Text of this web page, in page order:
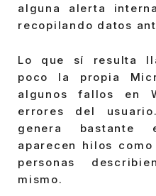
alguna alerta
recopilando datos
Lo que sí resulta
poco la propia
algunos fallos en
errores del
genera bastante
aparecen hilos
personas
mismo.